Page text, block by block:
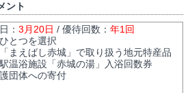
ント
： 3月20日 / 優待回数： 年1回
とつを選択
まえばし赤城」で取り扱う地元特産品
温浴施設「赤城の湯」入浴回数券
団体への寄付